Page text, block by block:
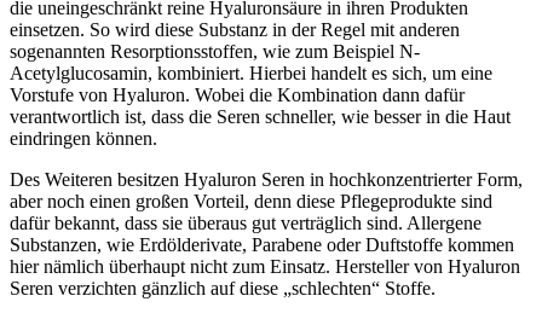
die uneingeschränkt reine Hyaluronsäure in ihren Produkten
einsetzen. So wird diese Substanz in der Regel mit anderen
sogenannten Resorptionsstoffen, wie zum Beispiel N-
Acetylglucosamin, kombiniert. Hierbei handelt es sich, um eine
Vorstufe von Hyaluron. Wobei die Kombination dann dafür
verantwortlich ist, dass die Seren schneller, wie besser in die Haut
eindringen können.
Des Weiteren besitzen Hyaluron Seren in hochkonzentrierter Form,
aber noch einen großen Vorteil, denn diese Pflegeprodukte sind
dafür bekannt, dass sie überaus gut verträglich sind. Allergene
Substanzen, wie Erdölderivate, Parabene oder Duftstoffe kommen
hier nämlich überhaupt nicht zum Einsatz. Hersteller von Hyaluron
Seren verzichten gänzlich auf diese „schlechten“ Stoffe.